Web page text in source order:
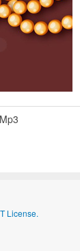
License.